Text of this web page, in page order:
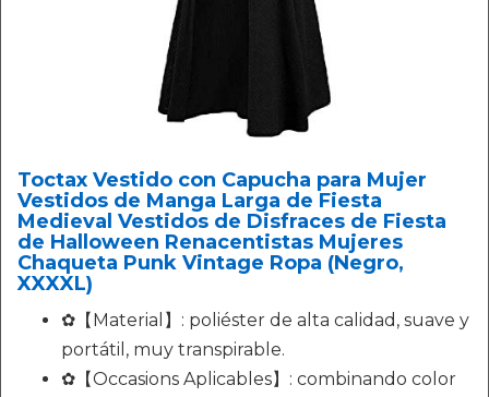
Toctax Vestido con Capucha para Mujer
Vestidos de Manga Larga de Fiesta
Medieval Vestidos de Disfraces de Fiesta
de Halloween Renacentistas Mujeres
Chaqueta Punk Vintage Ropa (Negro,
XXXXL)
✿【Material】: poliéster de alta calidad, suave y
portátil, muy transpirable.
✿【Occasions Aplicables】: combinando color